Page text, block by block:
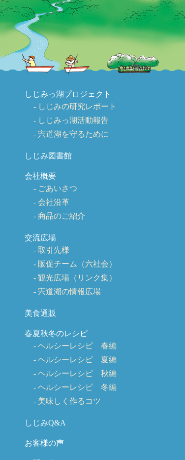
しじみっ湖プロジェクト
しじみの研究レポート
しじみっ湖活動報告
宍道湖を守るために
しじみ図書館
会社概要
ごあいさつ
会社沿革
商品のご紹介
交流広場
取引先様
販促チーム（六社会）
観光広場（リンク集）
宍道湖の情報広場
美食通販
春夏秋冬のレシピ
ヘルシーレシピ 春編
ヘルシーレシピ 夏編
ヘルシーレシピ 秋編
ヘルシーレシピ 冬編
美味しく作るコツ
しじみQ&A
お客様の声